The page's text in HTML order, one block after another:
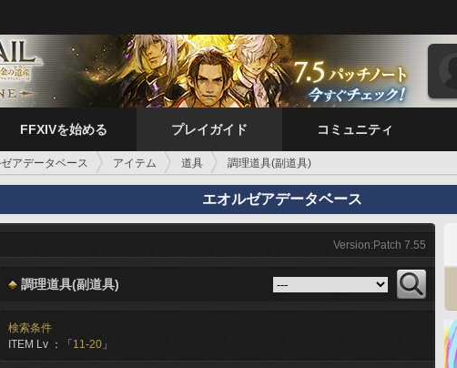
FFXIVを始める プレイガイド コミュニティ
アデータベース アイテム 道具 調理道具(副道具)
エオルゼアデータベース
Version:Patch 7.55
調理道具(副道具)
検索条件
ITEM Lv ：「 11-20 」